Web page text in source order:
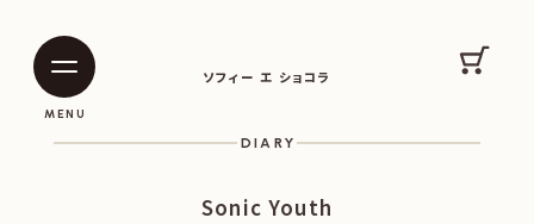
ソフィー エ ショコラ
MENU
カー
DIARY
Sonic Youth